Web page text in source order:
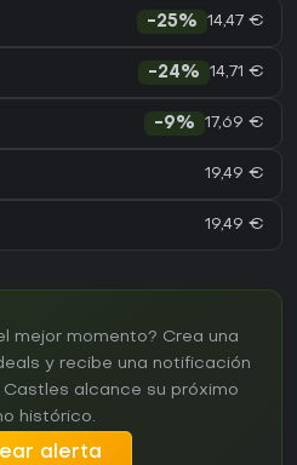
-25% 14,47 €
-24% 14,71 €
-9% 17,69 €
19,49 €
19,49 €
mejor momento? Crea una
y recibe una notificación
Castles alcance su próximo
histórico.
alerta